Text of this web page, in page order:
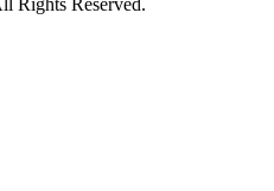
Reserved.